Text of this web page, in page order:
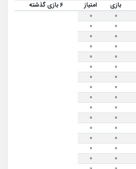
بازی امتیاز
۶ بازی گذشته
۰
۰
۰
۰
۰
۰
۰
۰
۰
۰
۰
۰
۰
۰
۰
۰
۰
۰
۰
۰
۰
۰
۰
۰
۰
۰
۰
۰
۰
۰